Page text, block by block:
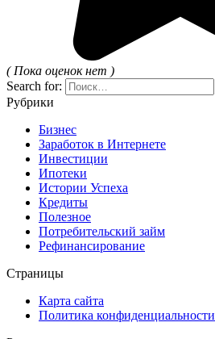
( Пока оценок нет )
Search for:
Рубрики
Бизнес
Заработок в Интернете
Инвестиции
Ипотеки
Истории Успеха
Кредиты
Полезное
Потребительский займ
Рефинансирование
Страницы
Карта сайта
Политика конфиденциальности